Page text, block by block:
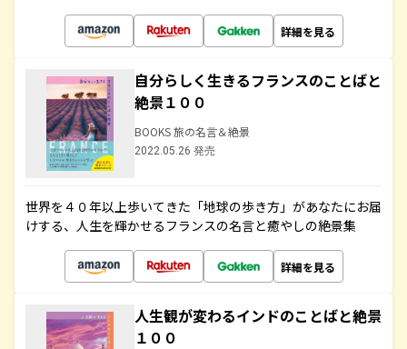
詳細を見る
自分らしく生きるフランスのことばと
絶景１００
BOOKS 旅の名言＆絶景
2022.05.26 発売
世界を４０年以上歩いてきた「地球の歩き方」があなたにお届
けする、人生を輝かせるフランスの名言と癒やしの絶景集
詳細を見る
人生観が変わるインドのことばと絶景
１００